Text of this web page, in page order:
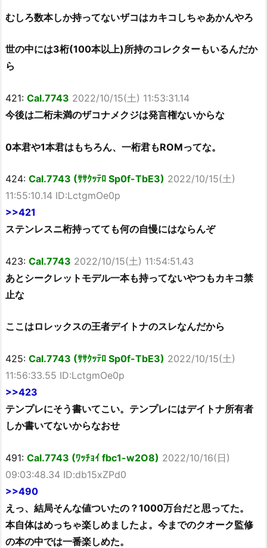
むしろ数本しか持ってないザコはカキコしちゃあかんやろ
世の中には3桁(100本以上)所持のコレクターもいるんだか
ら
421: Cal.7743 2022/10/15(土) 11:53:31.14
今後は二桁未満のザコナメクジは発言権ないからな
0本君や1本君はもちろん、一桁君もROMってな。
424: Cal.7743 (ｻｻｸｯﾃﾛ Sp0f-TbE3) 2022/10/15(土)
11:55:10.14 ID:LctgmOe0p
>>421
ステンレスニ桁持ってても何の自慢にはならんぞ
423: Cal.7743 2022/10/15(土) 11:54:51.43
あとシークレットモデル一本も持ってないやつもカキコ禁
止な
ここはロレックスの王者デイトナのスレなんだから
425: Cal.7743 (ｻｻｸｯﾃﾛ Sp0f-TbE3) 2022/10/15(土)
11:56:33.55 ID:LctgmOe0p
>>423
テンプレにそう書いてこい。テンプレにはデイトナ所有者
しか書いてないからなおせ
491: Cal.7743 (ﾜｯﾁｮｲ fbc1-w2O8) 2022/10/16(日)
09:03:48.34 ID:db15xZPd0
>>490
えっ、結局そんな値ついたの？1000万台だと思ってた。
本自体はめっちゃ楽しめましたよ。今までのクオーク監修
の本の中では一番楽しめた。